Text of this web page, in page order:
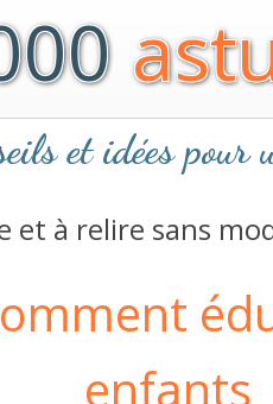
et idées pour
et à relire sans
enfants